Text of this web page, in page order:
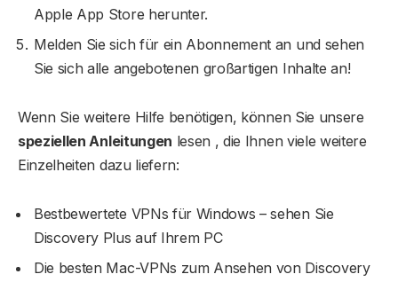
Apple App Store herunter.
Melden Sie sich für ein Abonnement an und sehen
Sie sich alle angebotenen großartigen Inhalte an!
Wenn Sie weitere Hilfe benötigen, können Sie unsere
speziellen Anleitungen lesen , die Ihnen viele weitere
Einzelheiten dazu liefern:
Bestbewertete VPNs für Windows – sehen Sie
Discovery Plus auf Ihrem PC
Die besten Mac-VPNs zum Ansehen von Discovery